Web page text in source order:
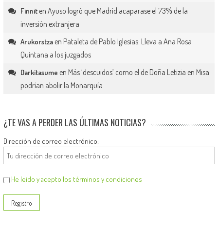
Finniten Ayuso logró que Madrid acaparase el 73% de la
inversión extranjera
Arukorstzaen Pataleta de Pablo Iglesias: Lleva a Ana Rosa
Quintana a los juzgados
Darkitasume en Más ‘descuidos’ como el de Doña Letizia en Misa
podrían abolir la Monarquía
¿TE VAS A PERDER LAS ÚLTIMAS NOTICIAS?
Dirección de correo electrónico:
He leído y acepto los términos y condiciones